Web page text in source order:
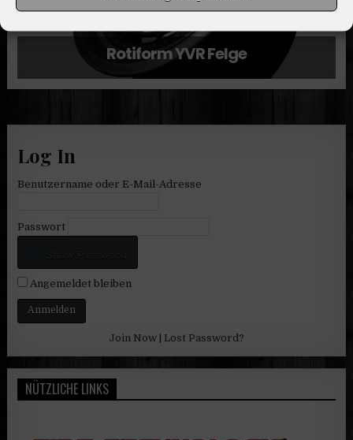
Rotiform YVR Felge
Log In
Benutzername oder E-Mail-Adresse
Passwort
Show Password
Angemeldet bleiben
Join Now Lost Password?
NÜTZLICHE LINKS